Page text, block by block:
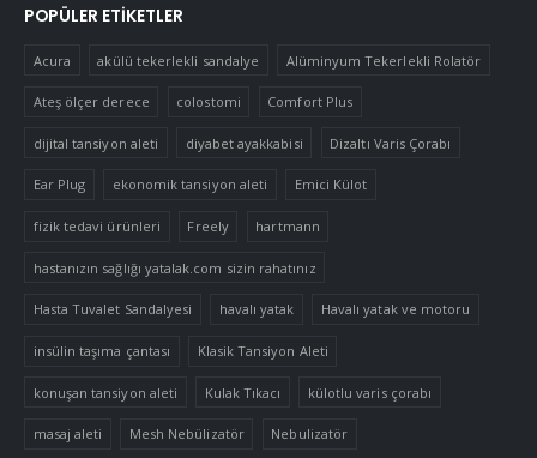
POPÜLER ETIKETLER
Acura akülü tekerlekli sandalye Alüminyum Tekerlekli Rolatör
Ateş ölçer derece colostomi Comfort Plus
dijital tansiyon aleti diyabet ayakkabisi Dizaltı Varis Çorabı
Ear Plug ekonomik tansiyon aleti Emici Külot
fizik tedavi ürünleri Freely hartmann
hastanızın sağlığı yatalak.com sizin rahatınız
Hasta Tuvalet Sandalyesi havalı yatak Havalı yatak ve motoru
insülin taşıma çantası Klasik Tansiyon Aleti
konuşan tansiyon aleti Kulak Tıkacı külotlu varis çorabı
masaj aleti Mesh Nebülizatör Nebulizatör